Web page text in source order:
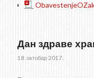
___
Дан здраве
18. октобар 2017.